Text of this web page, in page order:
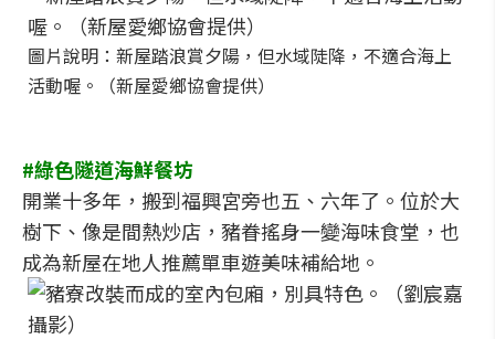
圖片說明：新屋踏浪賞夕陽，但水域陡降，不適合海上
活動喔。（新屋愛鄉協會提供）
#綠色隧道海鮮餐坊
開業十多年，搬到福興宮旁也五、六年了。位於大
樹下、像是間熱炒店，豬眷搖身一變海味食堂，也
成為新屋在地人推薦單車遊美味補給地。